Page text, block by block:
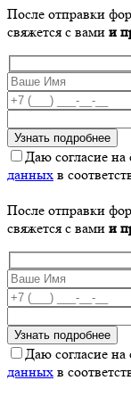
После отправки
свяжется с вами и
Даю согласие на
данных в
После отправки
свяжется с вами и
Даю согласие на
данных в